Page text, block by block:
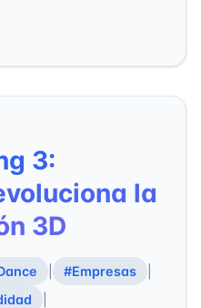
3:
la
3D
#Empresas